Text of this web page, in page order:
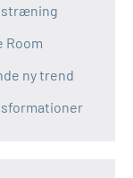
Room
ny trend